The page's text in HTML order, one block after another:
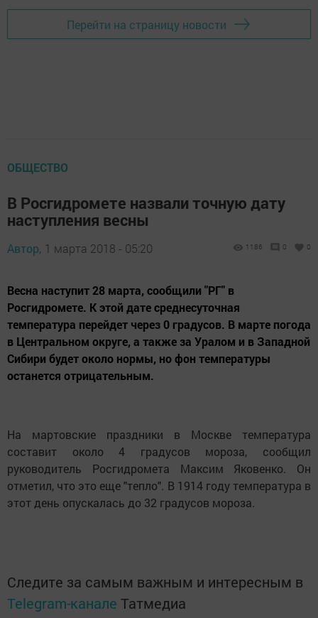
Перейти на страницу новости
ОБЩЕСТВО
В Росгидромете назвали точную дату
наступления весны
Автор, 1 марта 2018 - 05:20 1186 0 0
Весна наступит 28 марта, сообщили "РГ" в
Росгидромете. К этой дате среднесуточная
температура перейдет через 0 градусов. В марте погода
в Центральном округе, а также за Уралом и в Западной
Сибири будет около нормы, но фон температуры
останется отрицательным.
На мартовские праздники в Москве температура
составит около 4 градусов мороза, сообщил
руководитель Росгидромета Максим Яковенко. Он
отметил, что это еще "тепло". В 1914 году температура в
этот день опускалась до 32 градусов мороза.
Следите за самым важным и интересным в
Telegram-канале Татмедиа